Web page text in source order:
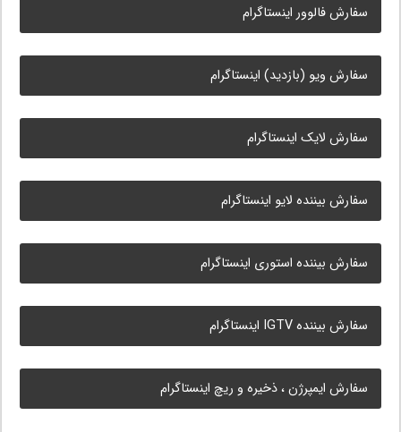
سفارش فالوور اینستاگرام
سفارش ویو (بازدید) اینستاگرام
سفارش لایک اینستاگرام
سفارش بیننده لایو اینستاگرام
سفارش بیننده استوری اینستاگرام
سفارش بیننده IGTV اینستاگرام
سفارش ایمپرژن ، ذخیره و ریچ اینستاگرام